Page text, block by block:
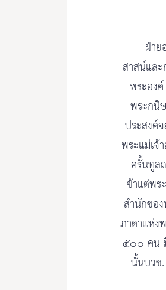
ฝ่า
สาสน์แล
พระอง
พระกนิ
ประสงค์
พระแม่เจ้
ครั้นทูล
ข้าแต่พร
สำนักขอ
ภาดาแห่ง
๕๐๐ คน
นั้นบวช